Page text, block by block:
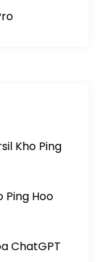
Kho Ping
Ping Hoo
ChatGPT